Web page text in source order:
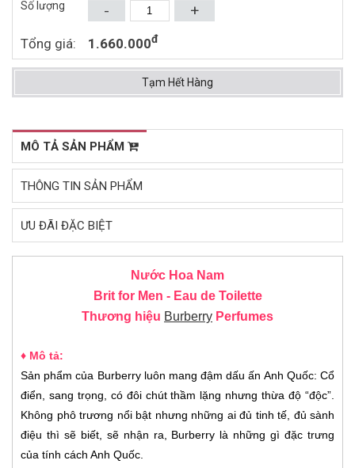
Số lượng +
-
Tổng giá: 1.660.000đ
Tạm Hết Hàng
MÔ TẢ SẢN PHẨM
THÔNG TIN SẢN PHẨM
ƯU ĐÃI ĐẶC BIỆT
Nước Hoa Nam
Brit for Men - Eau de Toilette
Thương hiệu Burberry Perfumes
♦ Mô tả:
Sản phẩm của Burberry luôn mang đậm dấu ấn Anh Quốc: Cổ
điển, sang trọng, có đôi chút thầm lặng nhưng thừa độ “độc”.
Không phô trương nổi bật nhưng những ai đủ tinh tế, đủ sành
điệu thì sẽ biết, sẽ nhận ra, Burberry là những gì đặc trưng
của tính cách Anh Quốc.